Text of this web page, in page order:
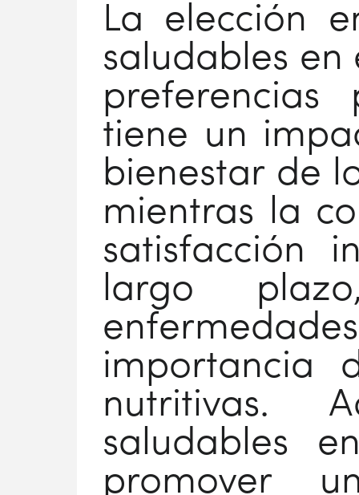
La elección
saludables
preferencias
tiene un
bienestar de
mientras la
satisfacción
largo
importancia
nutritivas.
saludables
promover